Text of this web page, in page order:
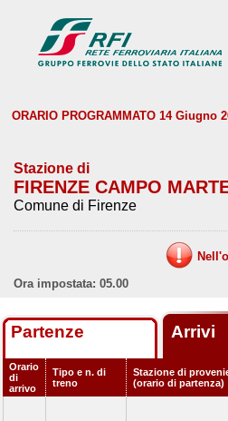
ORARIO PROGRAMMATO 14 Giugno
Stazione di
FIRENZE CAMPO
Comune di Firenze
Ora impostata: 05.00
Partenze Arrivi
Orario
di
arrivo
Tipo e n. di
treno
Stazione di
(orario di partenza)